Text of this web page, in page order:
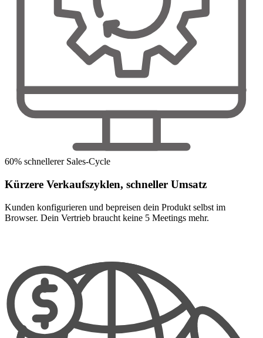
60% schnellerer Sales-Cycle
Kürzere Verkaufszyklen, schneller Umsatz
Kunden konfigurieren und bepreisen dein Produkt selbst im
Browser. Dein Vertrieb braucht keine 5 Meetings mehr.